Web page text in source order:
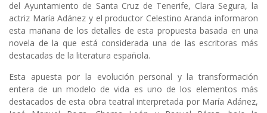
del Ayuntamiento de Santa Cruz de Tenerife, Clara Segura, la
actriz María Adánez y el productor Celestino Aranda informaron
esta mañana de los detalles de esta propuesta basada en una
novela de la que está considerada una de las escritoras más
destacadas de la literatura española.
Esta apuesta por la evolución personal y la transformación
entera de un modelo de vida es uno de los elementos más
destacados de esta obra teatral interpretada por María Adánez,